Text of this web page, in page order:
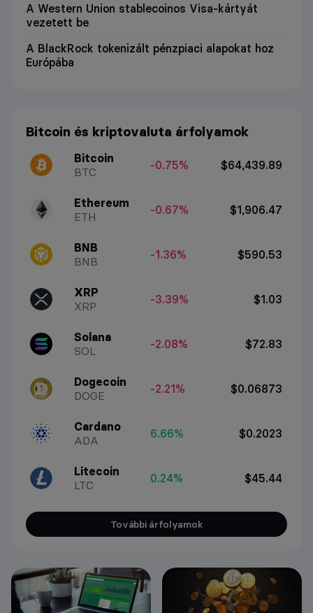
A Western Union stablecoinos Visa-kártyát
vezetett be
A BlackRock tokenizált pénzpiaci alapokat hoz
Európába
Bitcoin és kriptovaluta árfolyamok
Bitcoin
BTC
-0.75% $64,439.89
Ethereum
ETH
-0.67% $1,906.47
BNB
BNB
-1.36% $590.53
XRP
XRP
-3.39% $1.03
Solana
SOL
-2.08% $72.83
Dogecoin
DOGE
-2.21% $0.06873
Cardano
ADA
6.66% $0.2023
Litecoin
LTC
0.24% $45.44
További árfolyamok